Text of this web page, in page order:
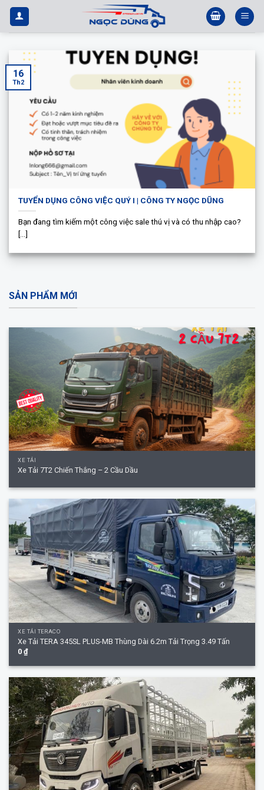
Bỏ
qua
nội
TUYỂN DỤNG CÔNG VIỆC QUÝ I | CÔNG TY NGỌC DŨNG
Bạn đang tìm kiếm một công việc sale thú vị và có thu nhập cao?
[...]
16
Th2
SẢN PHẨM MỚI
XE TẢI
Xe Tải 7T2 Chiến Thắng – 2 Cầu Dầu
XE TẢI TERACO
Xe Tải TERA 345SL PLUS-MB Thùng Dài 6.2m Tải Trọng 3.49 Tấn
0₫